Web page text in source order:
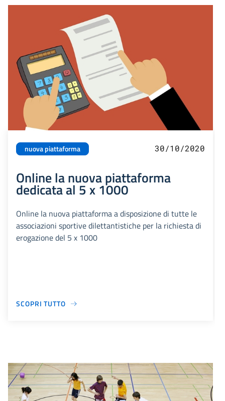
nuova piattaforma 30/10/2020
Online la nuova piattaforma
dedicata al 5 x 1000
Online la nuova piattaforma a disposizione di tutte le
associazioni sportive dilettantistiche per la richiesta di
erogazione del 5 x 1000
SCOPRI TUTTO